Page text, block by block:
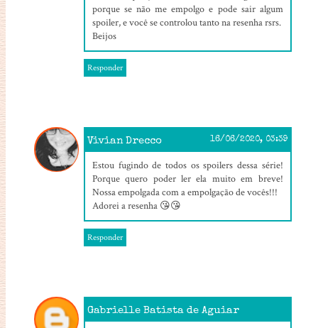
porque se não me empolgo e pode sair algum
spoiler, e você se controlou tanto na resenha rsrs.
Beijos
Responder
Vivian Drecco 16/06/2020, 03:39
Estou fugindo de todos os spoilers dessa série!
Porque quero poder ler ela muito em breve!
Nossa empolgada com a empolgação de vocês!!!
Adorei a resenha 😘😘
Responder
Gabrielle Batista de Aguiar